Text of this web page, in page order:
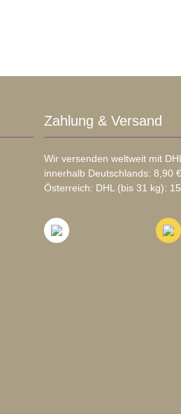
Zahlung & Versand
Wir versenden weltweit mit
innerhalb Deutschlands: 8,90
Österreich: DHL (bis 31 kg):